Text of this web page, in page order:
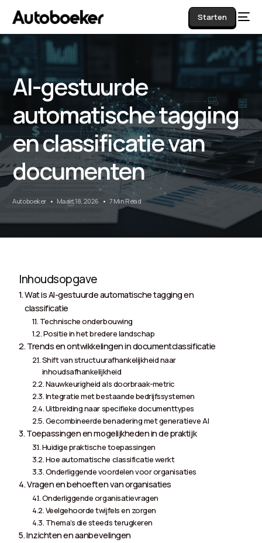
Starten
AI-gestuurde
automatische tagging
en classificatie van
documenten
Autoboeker Maart 18, 2026 7 Min Read
Inhoudsopgave
Wat is AI-gestuurde automatische tagging en
classificatie
Technische onderbouwing
Positie in het bredere landschap
Trends en ontwikkelingen in documentclassificatie
Shift van structuurafhankelijkheid naar
inhoudsafhankelijkheid
Nauwkeurigheid als doorbraak-metric
Integratie met bestaande bedrijfssystemen
Uitbreiding naar specifieke documenttypes
Gecombineerde benadering met generatieve AI
Toepassingen en mogelijkheden in de praktijk
Huidige praktische toepassingen
Hoe automatische classificatie werkt
Onderliggende voordelen voor organisaties
Vragen en behoeften van organisaties
Onderliggende organisatievragen
Veelgehoorde twijfels en zorgen
Thema’s die steeds terugkeren
Inzichten en aanbevelingen
AI